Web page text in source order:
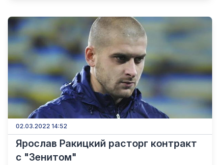
02.03.2022 14:52
Ярослав Ракицкий расторг контракт
с "Зенитом"